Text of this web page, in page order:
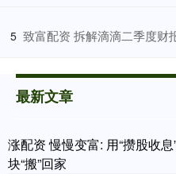
5 致富配资 拆解滴滴二季度财
最新文章
涨配资 慢慢变富: 用“攒股收
块“搬”回家